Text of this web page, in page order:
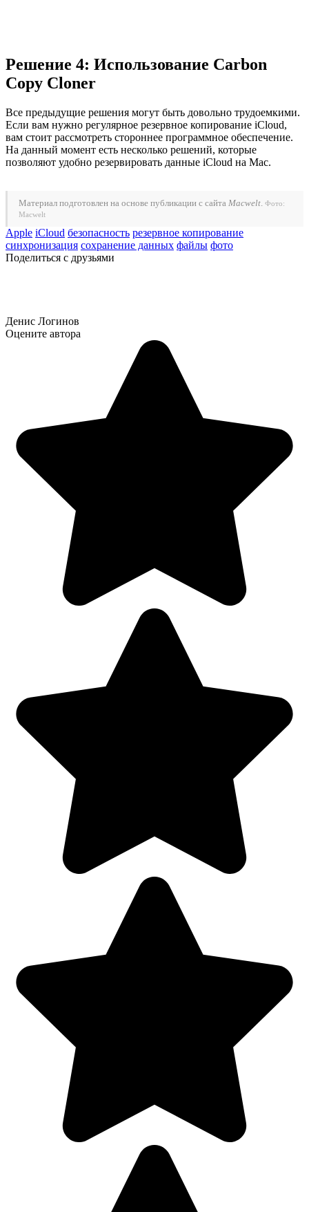
Решение 4: Использование Carbon
Copy Cloner
Все предыдущие решения могут быть довольно трудоемкими.
Если вам нужно регулярное резервное копирование iCloud,
вам стоит рассмотреть стороннее программное обеспечение.
На данный момент есть несколько решений, которые
позволяют удобно резервировать данные iCloud на Mac.
Материал подготовлен на основе публикации с сайта Macwelt. Фото:
Macwelt
Apple iCloud безопасность резервное копирование
синхронизация сохранение данных файлы фото
Поделиться с друзьями
Денис Логинов
Оцените автора